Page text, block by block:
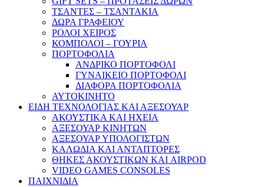
ΤΣΑΝΤΕΣ – ΤΣΑΝΤΑΚΙΑ
ΔΩΡΑ ΓΡΑΦΕΙΟΥ
ΡΟΛΟΙ ΧΕΙΡΟΣ
ΚΟΜΠΟΛΟΙ – ΓΟΥΡΙΑ
ΠΟΡΤΟΦΟΛΙΑ
ΑΝΔΡΙΚΟ ΠΟΡΤΟΦΟΛΙ
ΓΥΝΑΙΚΕΙΟ ΠΟΡΤΟΦΟΛΙ
ΔΙΑΦΟΡΑ ΠΟΡΤΟΦΟΛΙΑ
ΑΥΤΟΚΙΝΗΤΟ
ΕΙΔΗ ΤΕΧΝΟΛΟΓΙΑΣ ΚΑΙ ΑΞΕΣΟΥΑΡ
ΑΚΟΥΣΤΙΚΑ ΚΑΙ ΗΧΕΙΑ
ΑΞΕΣΟΥΑΡ ΚΙΝΗΤΩΝ
ΑΞΕΣΟΥΑΡ ΥΠΟΛΟΓΙΣΤΩΝ
ΚΑΛΩΔΙΑ ΚΑΙ ΑΝΤΑΠΤΟΡΕΣ
ΘΗΚΕΣ ΑΚΟΥΣΤΙΚΩΝ ΚΑΙ AIRPOD
VIDEO GAMES CONSOLES
ΠΑΙΧΝΙΔΙΑ